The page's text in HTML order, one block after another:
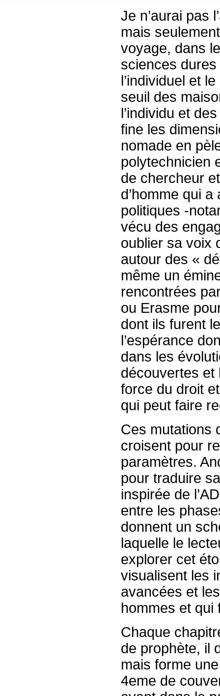
Je n’aurai pas
mais
voyage, dans
sciences
l’individuel et
seuil des
l’individu et
fine les
nomade en
polytechnicien
de chercheur
d’homme qui
politiques -
vécu des
oublier sa voix
autour des «
même un
rencontrées
ou Erasme
dont ils furent
l’espérance
dans les
découvertes et
force du droit
qui peut faire
Ces mutations
croisent pour
paramètres.
pour traduire
inspirée de
entre les
donnent un
laquelle le
explorer cet
visualisent les
avancées et
hommes et qui
Chaque
de prophète, il
mais forme
4eme de